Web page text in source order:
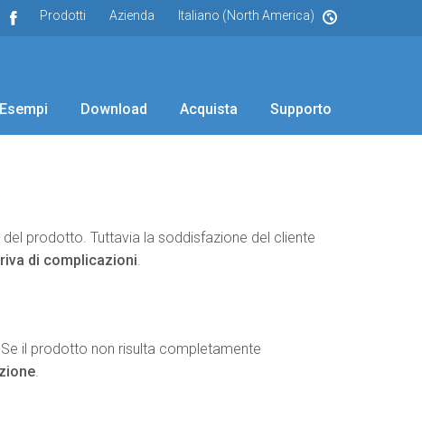
Prodotti Azienda Italiano (North America)
Esempi Download Acquista Supporto
prodotto. Tuttavia la soddisfazione del cliente
di complicazioni.
il prodotto non risulta completamente
.